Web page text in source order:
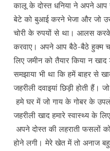
कालू के दोस्त धनिया ने अपने आप
बेटे को बुआई करने भेजा और जो
चोरी के रुपयों से था। आलस
करवाए। अपने आप बैठे-बैठे हुक्म
लिए जमीन को तैयार किया न
समझाया भी था कि हमें बाहर से
जहरीली दवाइयां छिड़ी होती हैं।
हमे घर में जो गाय के गोबर के
जहरीली खाद हमारे स्वास्थ्य के
अपने दोस्त की लहराती फसलों
होने लगी। मेरे खेत में तो अनाज